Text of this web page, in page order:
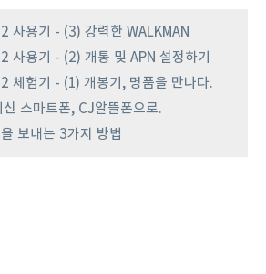
사용기 - (3) 강력한 WALKMAN
사용기 - (2) 개통 및 APN 설정하기
체험기 - (1) 개봉기, 명품을 만나다.
스마트폰, CJ알뜰폰으로.
보내는 3가지 방법